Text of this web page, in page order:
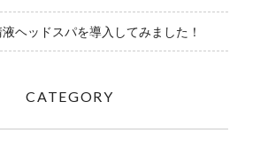
ヘッドスパを導入してみました！
CATEGORY